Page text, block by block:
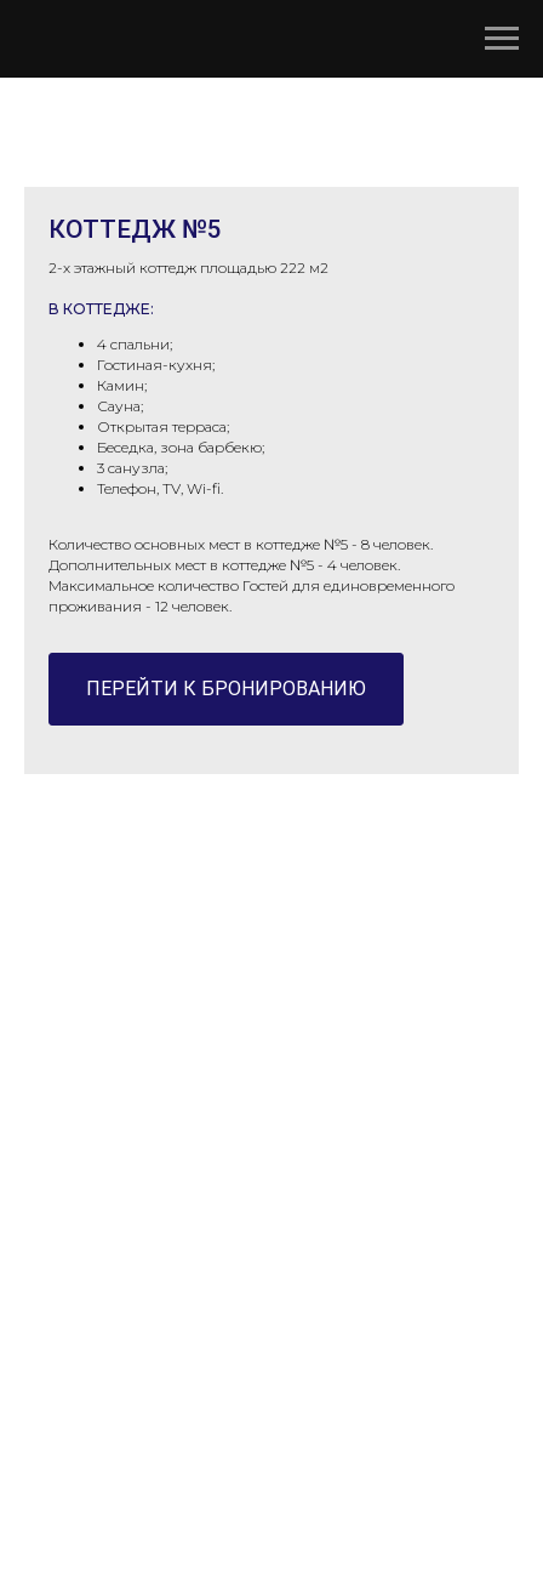
КОТТЕДЖ №5
2-х этажный коттедж площадью 222 м2
В КОТТЕДЖЕ:
4 спальни;
Гостиная-кухня;
Камин;
Сауна;
Открытая терраса;
Беседка, зона барбекю;
3 санузла;
Телефон, TV, Wi-fi.
Количество основных мест в коттедже №5 - 8 человек.
Дополнительных мест в коттедже №5 - 4 человек.
Максимальное количество Гостей для единовременного
проживания - 12 человек.
ПЕРЕЙТИ К БРОНИРОВАНИЮ